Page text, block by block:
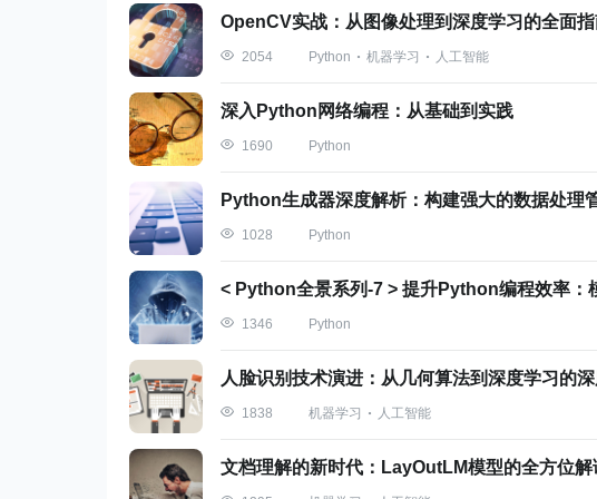
三、Python单元测试实践
了解了单元测试的基础知识后，我们将开始实践。在这
行单元测试。
3.1 如何写一个基本的单元测试？
在Python中，我们可以使用 unittest 模块来编写单元
部分：
导入 unittest 模块。
定义一个继承自 unittest.TestCase
在这个测试类中定义各种测试方法（方法名以
在这些测试方法中使用
OpenCV实战：从图像处理到深度学习的全面
2054 Python 机器学习 人工智能
深入Python网络编程：从基础到实践
1690 Python
Python生成器深度解析：构建强大的数据处理
1028 Python
< Python全景系列-7 > 提升Python编程效率：
1346 Python
人脸识别技术演进：从几何算法到深度学习的
1838 机器学习 人工智能
文档理解的新时代：LayOutLM模型的全方位解